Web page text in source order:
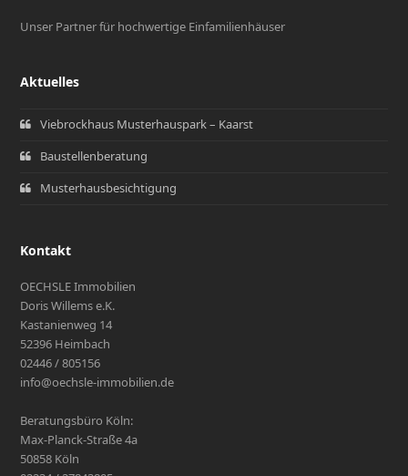
Unser Partner für hochwertige Einfamilienhäuser
Aktuelles
Viebrockhaus Musterhauspark – Kaarst
Baustellenberatung
Musterhausbesichtigung
Kontakt
OECHSLE Immobilien
Doris Willems e.K.
Kastanienweg 14
52396 Heimbach
02446 / 805156
info@oechsle-immobilien.de
Beratungsbüro Köln:
Max-Planck-Straße 4a
50858 Köln